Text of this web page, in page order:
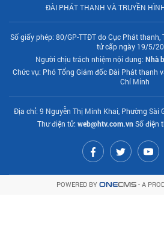
ĐÀI PHÁT THANH VÀ TRUYỀN
Số giấy phép: 80/GP-TTĐT do Cục Phát
tử cấp ngày 19/5/
Người chịu trách nhiệm nội dung: Nhà
Chức vụ: Phó Tổng Giám đốc Đài Phát thanh
Chí Minh
Địa chỉ: 9 Nguyễn Thị Minh Khai, Phường Sài
Thư điện tử: web@htv.com.vnSố điện
POWERED BY ONECMS- A